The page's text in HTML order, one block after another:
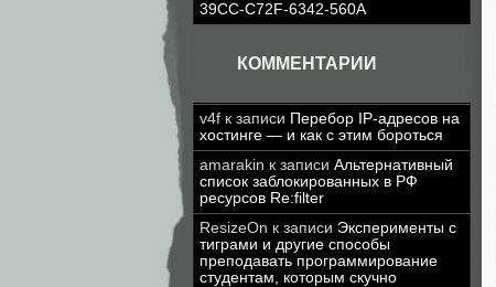
39CC-C72F-6342-560A
КОММЕНТАРИИ
v4f к записи Перебор IP-адресов на
хостинге — и как с этим бороться
amarakin к записи Альтернативный
список заблокированных в РФ
ресурсов Re:filter
ResizeOn к записи Эксперименты с
тиграми и другие способы
преподавать программирование
студентам, которым скучно